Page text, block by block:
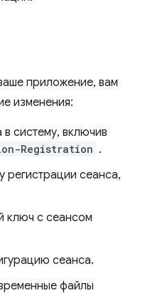
приложение, вам
изменения:
систему, включив
Registration .
регистрации сеанса,
ключ с сеансом
сеанса.
файлы